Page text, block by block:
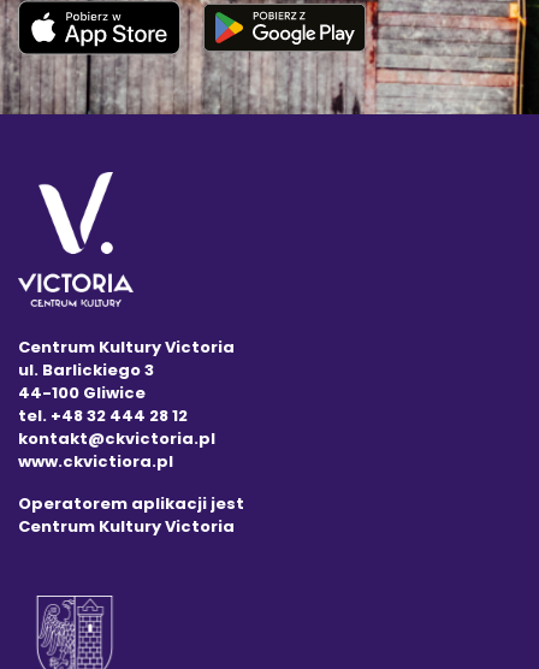
Centrum Kultury Victoria
ul. Barlickiego 3
44-100 Gliwice
tel. +48 32 444 28 12
kontakt@ckvictoria.pl
www.ckvictiora.pl
Operatorem aplikacji jest
Centrum Kultury Victoria